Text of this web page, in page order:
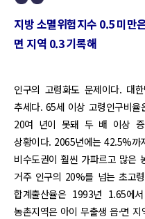
지방 소멸위험지수 0.5 미만
면 지역 0.3 기록해
인구의 고령화도 문제이다. 대
추세다. 65세 이상 고령인구비
20여 년이 못돼 두 배 이상 증
상황이다. 2065년에는 42.5%까
비수도권이 훨씬 가파르고 많은
거주 인구의 20%를 넘는 초고
합계출산율은 1993년 1.65에
농촌지역은 아이 무출생 읍·면